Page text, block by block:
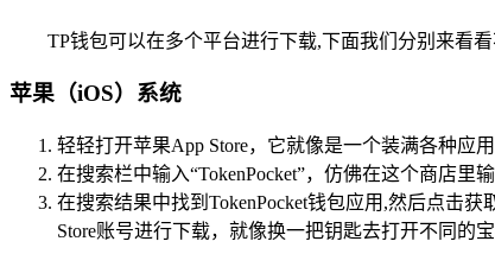
TP钱包可以在多个平台进行下载,下面我们分别来看看
苹果（iOS）系统
轻轻打开苹果App Store，它就像是一个装满各种应用
在搜索栏中输入“TokenPocket”，仿佛在这个商店里
在搜索结果中找到TokenPocket钱包应用,然后点击
Store账号进行下载，就像换一把钥匙去打开不同的宝